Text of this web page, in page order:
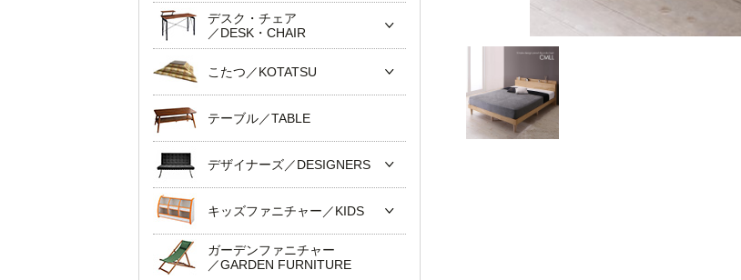
デスク・チェア
／DESK・CHAIR
こたつ／KOTATSU
テーブル／TABLE
デザイナーズ／DESIGNERS
キッズファニチャー／KIDS
ガーデンファニチャー
／GARDEN FURNITURE